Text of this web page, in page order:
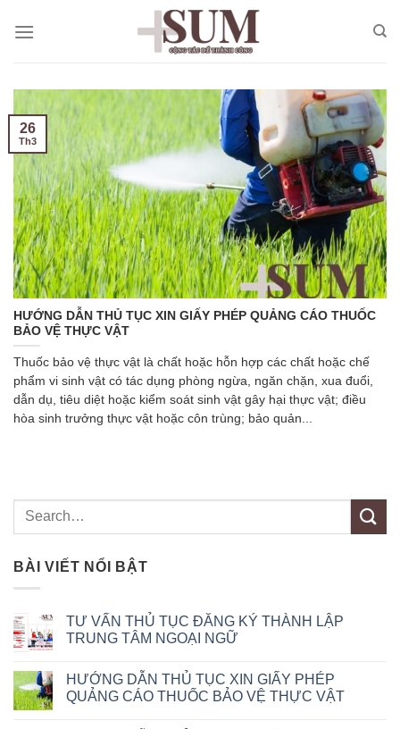
HƯỚNG DẪN THỦ TỤC XIN GIẤY PHÉP QUẢNG CÁO THUỐC
BẢO VỆ THỰC VẬT
Thuốc bảo vệ thực vật là chất hoặc hỗn hợp các chất hoặc chế
phẩm vi sinh vật có tác dụng phòng ngừa, ngăn chặn, xua đuổi,
dẫn dụ, tiêu diệt hoặc kiểm soát sinh vật gây hại thực vật; điều
hòa sinh trưởng thực vật hoặc côn trùng; bảo quản...
26
Th3
BÀI VIẾT NỔI BẬT
TƯ VẤN THỦ TỤC ĐĂNG KÝ THÀNH LẬP
TRUNG TÂM NGOẠI NGỮ
HƯỚNG DẪN THỦ TỤC XIN GIẤY PHÉP
QUẢNG CÁO THUỐC BẢO VỆ THỰC VẬT